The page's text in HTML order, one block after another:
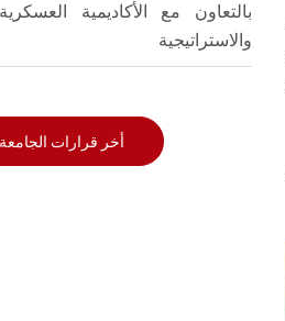
بالتعاون مع الأكاديمية
والاستراتيجية
أخر قرارات الجامعة